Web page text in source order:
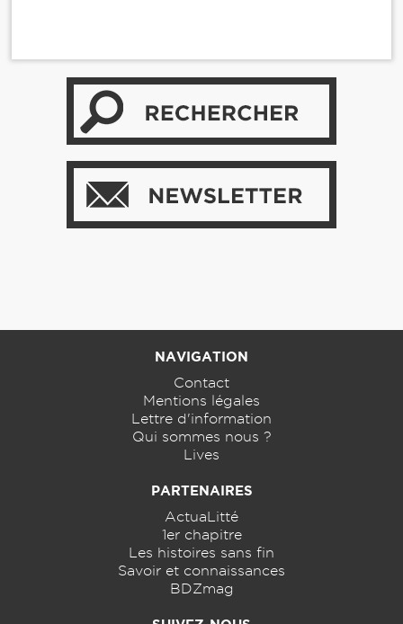
NAVIGATION
Contact
Mentions légales
Lettre d'information
Qui sommes nous ?
Lives
PARTENAIRES
ActuaLitté
1er chapitre
Les histoires sans fin
Savoir et connaissances
BDZmag